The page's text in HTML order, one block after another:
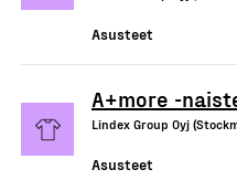
Asusteet
A+more -
Lindex Group Oyj
Asusteet